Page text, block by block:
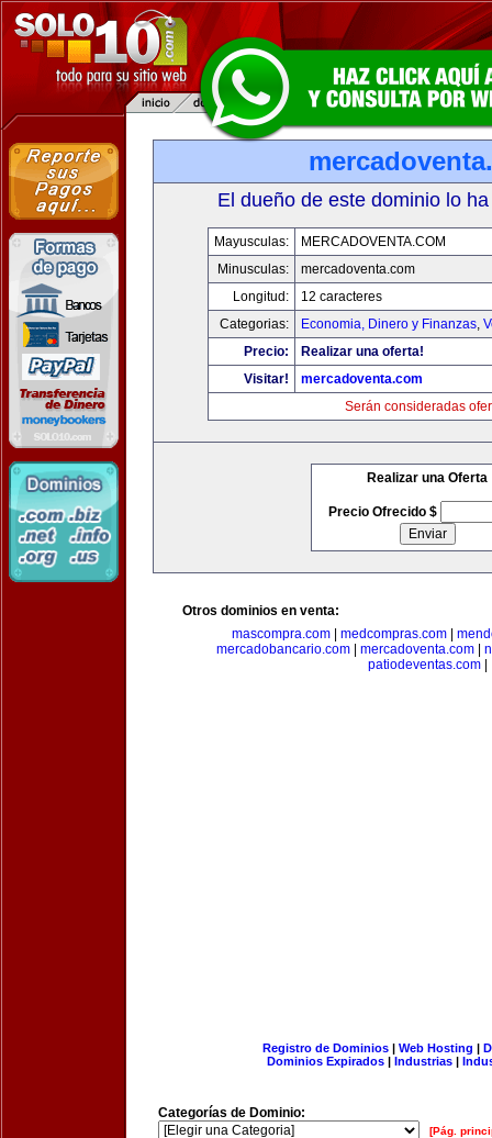
El dueño de este dominio lo
Mayusculas:
MERCADOVENTA.COM
Minusculas:
mercadoventa.com
Longitud:
12 caracteres
Categorias:
Economia, Dinero y Finanzas,
Precio:
Realizar una oferta!
Visitar!
mercadoventa.com
Serán consideradas
Realizar una Oferta
Precio Ofrecido $
Otros dominios en venta:
mascompra.com| medcompras.com|
mercadobancario.com| mercadoventa.com|
patiodeventas.com|
Registro de Dominios| Web Hosting |
Dominios Expirados | Industrias |
Categorías de Dominio:
[Pág.